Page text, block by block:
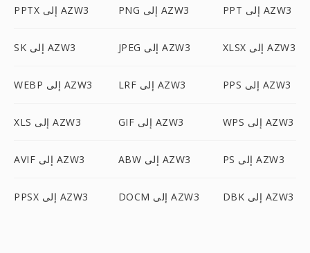
PPTX إلى AZW3 PNG إلى AZW3 PPT إلى AZW3
SK إلى AZW3 JPEG إلى AZW3 XLSX إلى AZW3
WEBP إلى AZW3 LRF إلى AZW3 PPS إلى AZW3
XLS إلى AZW3 GIF إلى AZW3 WPS إلى AZW3
AVIF إلى AZW3 ABW إلى AZW3 PS إلى AZW3
PPSX إلى AZW3 DOCM إلى AZW3 DBK إلى AZW3